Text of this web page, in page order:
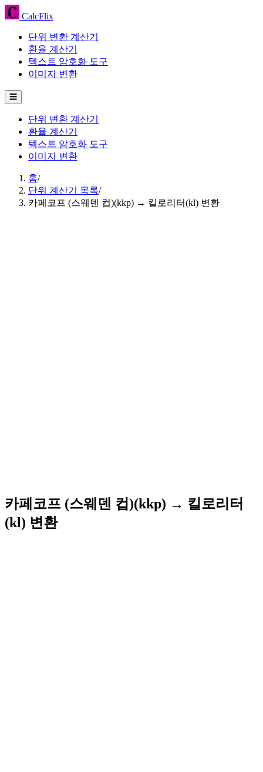
CalcFlix
단위 변환 계산기
환율 계산기
텍스트 암호화 도구
이미지 변환
☰
단위 변환 계산기
환율 계산기
텍스트 암호화 도구
이미지 변환
홈/
단위 계산기 목록/
카페코프 (스웨덴 컵)(kkp) → 킬로리터(kl) 변환
카페코프 (스웨덴 컵)(kkp) → 킬로리터
(kl) 변환